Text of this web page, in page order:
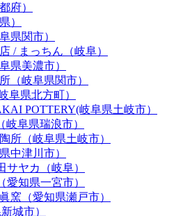
府）
）
県関市）
/ まっちん（岐阜）
県美濃市）
（岐阜県関市）
阜県北方町）
POTTERY(岐阜県土岐市）
岐阜県瑞浪市）
所（岐阜県土岐市）
中津川市）
サヤカ（岐阜）
愛知県一宮市）
窯（愛知県瀬戸市）
城市）